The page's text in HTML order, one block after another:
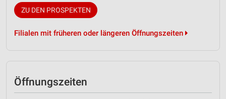
ZU DEN PROSPEKTEN
Filialen mit früheren oder längeren Öffnungszeiten
Öffnungszeiten